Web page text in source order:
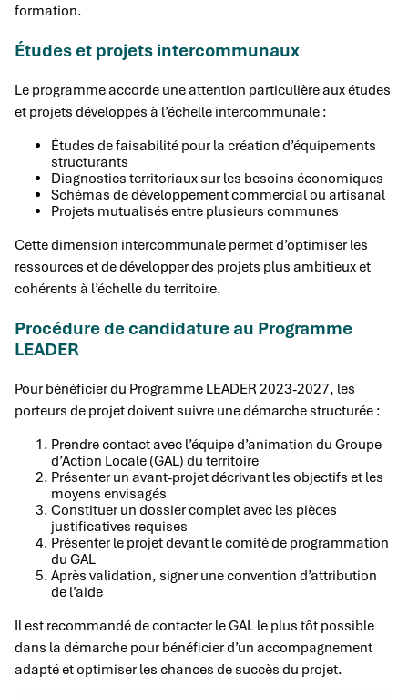
formation.
Études et projets intercommunaux
Le programme accorde une attention particulière aux études
et projets développés à l’échelle intercommunale :
Études de faisabilité pour la création d’équipements
structurants
Diagnostics territoriaux sur les besoins économiques
Schémas de développement commercial ou artisanal
Projets mutualisés entre plusieurs communes
Cette dimension intercommunale permet d’optimiser les
ressources et de développer des projets plus ambitieux et
cohérents à l’échelle du territoire.
Procédure de candidature au Programme
LEADER
Pour bénéficier du Programme LEADER 2023-2027, les
porteurs de projet doivent suivre une démarche structurée :
Prendre contact avec l’équipe d’animation du Groupe
d’Action Locale (GAL) du territoire
Présenter un avant-projet décrivant les objectifs et les
moyens envisagés
Constituer un dossier complet avec les pièces
justificatives requises
Présenter le projet devant le comité de programmation
du GAL
Après validation, signer une convention d’attribution
de l’aide
Il est recommandé de contacter le GAL le plus tôt possible
dans la démarche pour bénéficier d’un accompagnement
adapté et optimiser les chances de succès du projet.